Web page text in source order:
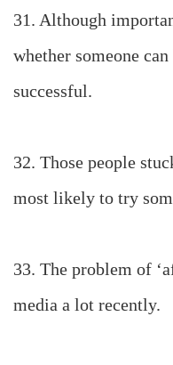
31. Although
whether someone
successful.
32. Those people
most likely to try
33. The problem of
media a lot recently.